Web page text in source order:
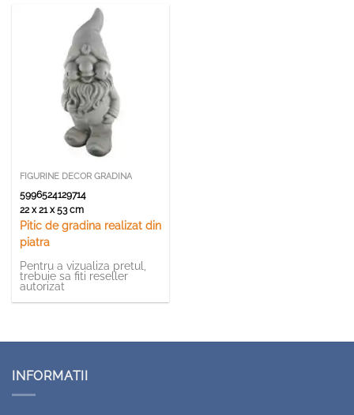
FIGURINE DECOR GRADINA
5996524129714
22 x 21 x 53 cm
Pitic de gradina realizat din
piatra
Pentru a vizualiza pretul,
trebuie sa fiti reseller
autorizat
INFORMATII